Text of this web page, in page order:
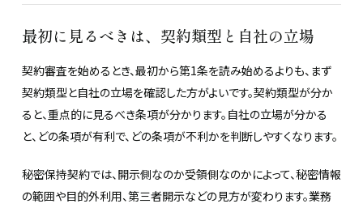
最初に見るべきは、契約類型と自社の立場
契約審査を始めるとき、最初から第1条を読み始めるよりも、まず
契約類型と自社の立場を確認した方がよいです。契約類型が分か
ると、重点的に見るべき条項が分かります。自社の立場が分かる
と、どの条項が有利で、どの条項が不利かを判断しやすくなります。
秘密保持契約では、開示側なのか受領側なのかによって、秘密情報
の範囲や目的外利用、第三者開示などの見方が変わります。業務